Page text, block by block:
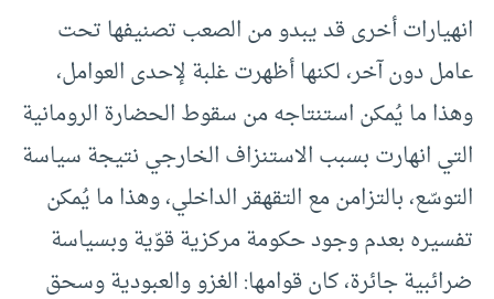
انهيارات أخرى قد يبدو من الصعب تصنيفها تحت
عامل دون آخر، لكنها أظهرت غلبة لإحدى العوامل،
وهذا ما يُمكن استنتاجه من سقوط الحضارة الرومانية
التي انهارت بسبب الاستنزاف الخارجي نتيجة سياسة
التوسّع، بالتزامن مع التقهقر الداخلي، وهذا ما يُمكن
تفسيره بعدم وجود حكومة مركزية قوّية وبسياسة
ضرائبية جائرة، كان قوامها: الغزو والعبودية وسحق